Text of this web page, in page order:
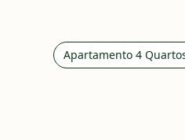
Apartamento 4